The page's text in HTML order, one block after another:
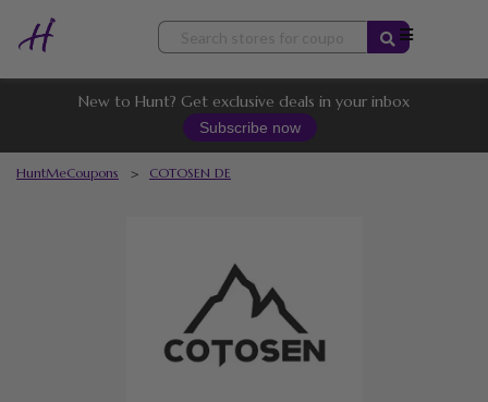
Skip
content
New to Hunt? Get exclusive deals in your inbox
Subscribe now
HuntMeCoupons > COTOSEN DE